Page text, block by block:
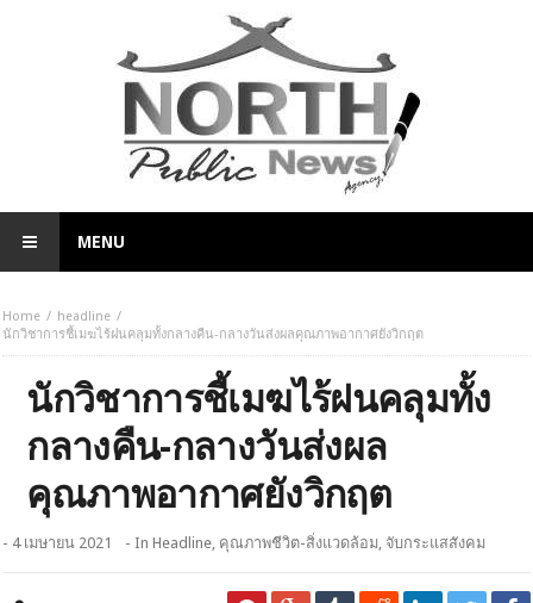
MENU
Home
headline
นักวิชาการชี้เมฆไร้ฝนคลุมทั้งกลางคืน-กลางวันส่งผลคุณภาพอากาศยังวิกฤต
นักวิชาการชี้เมฆไร้ฝนคลุมทั้ง
กลางคืน-กลางวันส่งผล
คุณภาพอากาศยังวิกฤต
- 4 เมษายน 2021 - InHeadline, คุณภาพชีวิต-สิ่งแวดล้อม, จับกระแสสังคม